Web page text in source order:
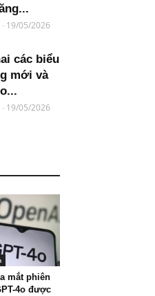
- 19/05/2026
các biểu
mới và
- 19/05/2026
mắt phiên
4o được